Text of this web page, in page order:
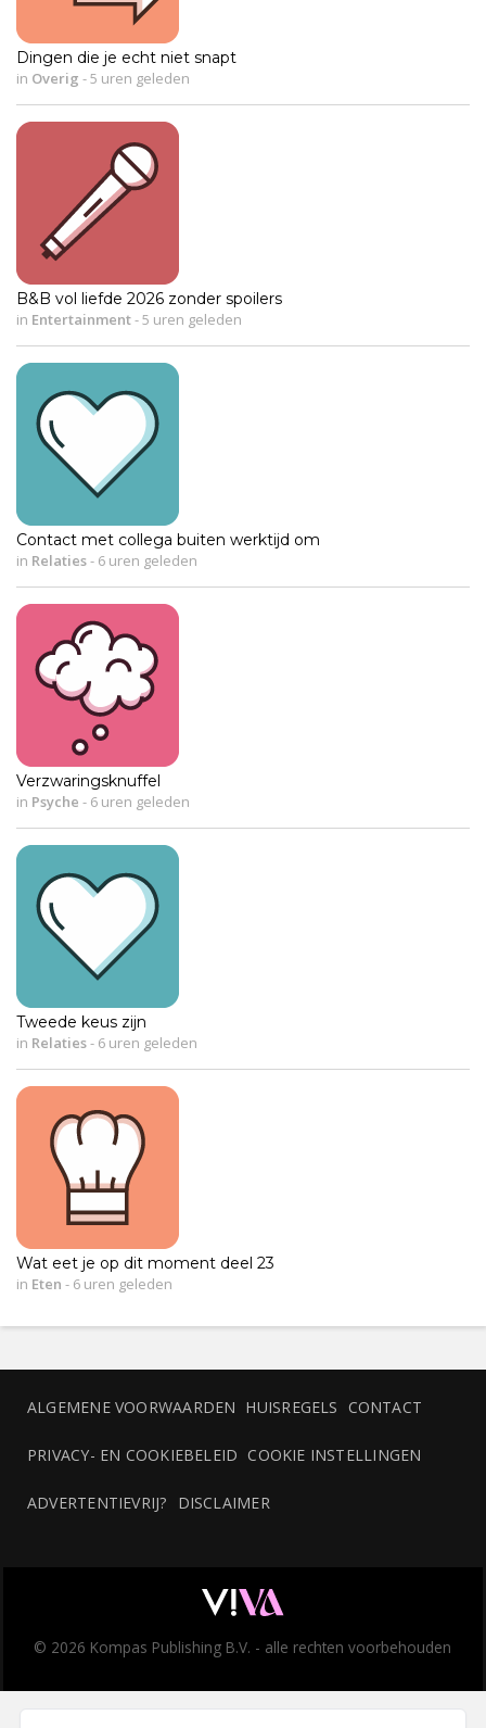
Dingen die je echt niet snapt
in Overig -5 uren geleden
B&B vol liefde 2026 zonder spoilers
in Entertainment-5 uren geleden
Contact met collega buiten werktijd om
in Relaties- 6 uren geleden
Verzwaringsknuffel
in Psyche - 6 uren geleden
Tweede keus zijn
in Relaties- 6 uren geleden
Wat eet je op dit moment deel 23
in Eten - 6 uren geleden
ALGEMENE VOORWAARDEN HUISREGELS CONTACT
PRIVACY- EN COOKIEBELEID COOKIE INSTELLINGEN
ADVERTENTIEVRIJ? DISCLAIMER
© 2026 Kompas Publishing B.V. - alle rechten voorbehouden